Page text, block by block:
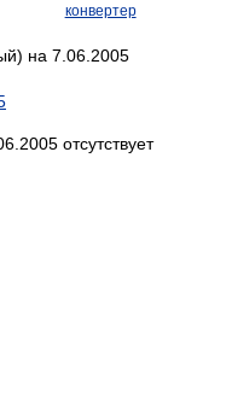
конвертер
на 7.06.2005
отсутствует